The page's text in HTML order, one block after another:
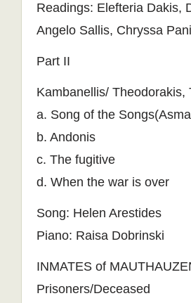
Readings: Elefteria Dakis,
Angelo Sallis, Chryssa
Part II
Kambanellis/
a. Song of the
b. Andonis
c. The fugitive
d. When the war is over
Song: Helen Arestides
Piano: Raisa Dobrinski
INMATES of
Prisoners/Deceased